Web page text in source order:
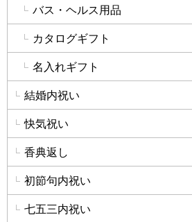
バス・ヘルス用品
カタログギフト
名入れギフト
結婚内祝い
快気祝い
香典返し
初節句内祝い
七五三内祝い